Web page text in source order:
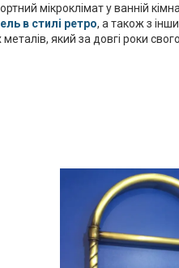
мікроклімат у ванній
в стилі ретро, а також з
який за довгі роки